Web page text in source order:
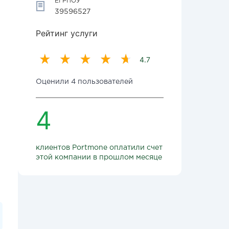
39596527
Рейтинг услуги
4.7
Оценили 4 пользователей
4
клиентов Portmone оплатили счет
этой компании в прошлом месяце